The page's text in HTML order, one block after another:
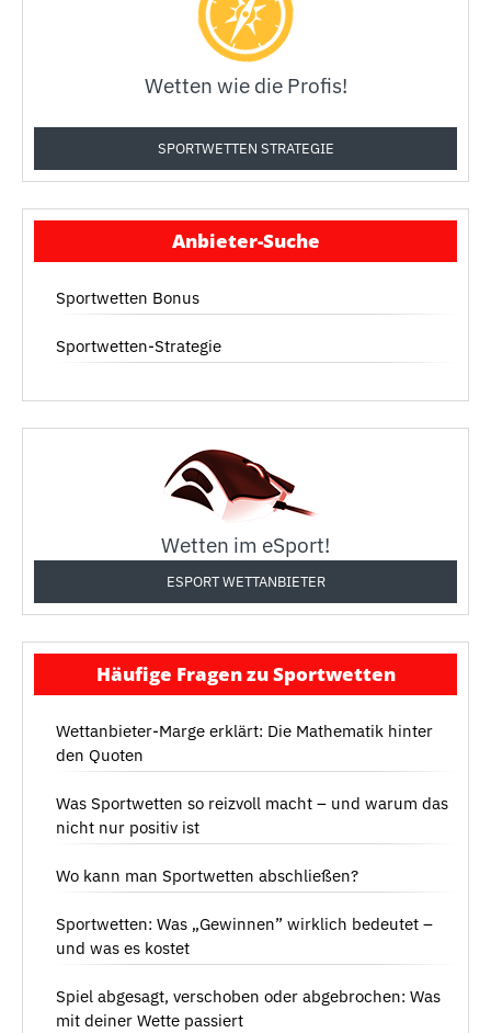
Wetten wie die Profis!
SPORTWETTEN STRATEGIE
Anbieter-Suche
Sportwetten Bonus
Sportwetten-Strategie
Wetten im eSport!
ESPORT WETTANBIETER
Häufige Fragen zu Sportwetten
Wettanbieter-Marge erklärt: Die Mathematik hinter
den Quoten
Was Sportwetten so reizvoll macht – und warum das
nicht nur positiv ist
Wo kann man Sportwetten abschließen?
Sportwetten: Was „Gewinnen” wirklich bedeutet –
und was es kostet
Spiel abgesagt, verschoben oder abgebrochen: Was
mit deiner Wette passiert